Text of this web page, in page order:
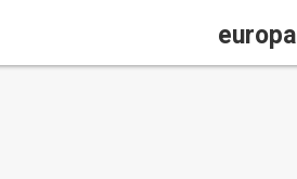
europa